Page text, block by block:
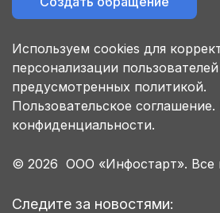
Используем cookies для
персонализации
предусмотренных политикой.
Пользовательское соглашение.
конфиденциальности.
© 2026 ООО «Инфостарт». Все
Следите за новостями: